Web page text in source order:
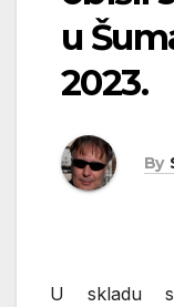
u
2023.
By
U skladu